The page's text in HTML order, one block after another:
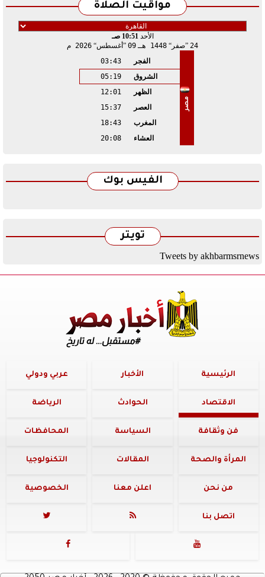
مواقيت الصلاة
الأحد10:51 صـ
24 صفر 1448 هـ 09 أغسطس 2026 م
مصر
الفجر
03:43
الشروق
05:19
الظهر
12:01
العصر
15:37
المغرب
18:43
العشاء
20:08
الفيس بوك
تويتر
Tweets by akhbarmsrnews
الرئيسية الأخبار عربي ودولي
الاقتصاد الحوادث الرياضة
فن وثقافة السياسة المحافظات
المرأة والصحة المقالات التكنولوجيا
من نحن اعلن معنا الخصوصية
اتصل بنا 


